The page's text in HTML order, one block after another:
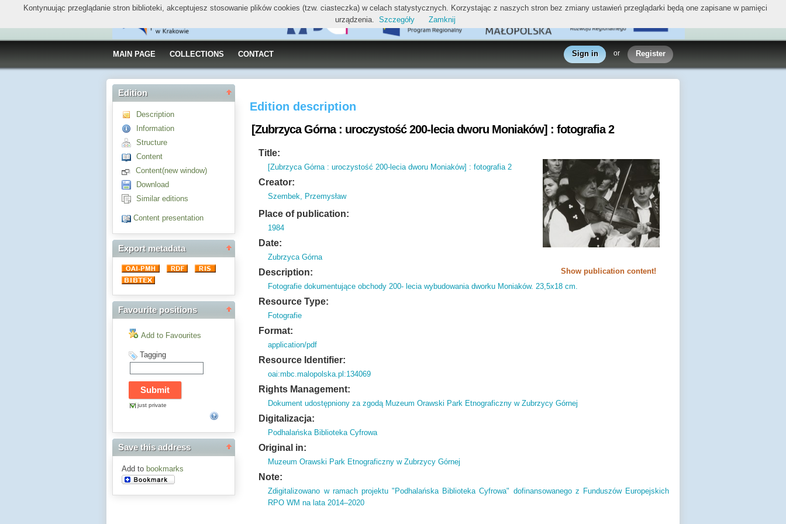
MAIN PAGE COLLECTIONS CONTACT Sign in or Register
Edition
Description
Information
Structure
Content
Content(new window)
Download
Similar editions
Content presentation
Export metadata
Favourite positions
Add to Favourites
Tagging
just private
Save this address
Add to bookmarks
Edition description
[Zubrzyca Górna : uroczystość 200-lecia dworu Moniaków] : fotografia 2
Show publication content!
Title:
[Zubrzyca Górna : uroczystość 200-lecia dworu Moniaków] : fotografia 2
Creator:
Szembek, Przemysław
Place of publication:
1984
Date:
Zubrzyca Górna
Description:
Fotografie dokumentujące obchody 200- lecia wybudowania dworku Moniaków. 23,5x18 cm.
Resource Type:
Fotografie
Format:
application/pdf
Resource Identifier:
oai:mbc.malopolska.pl:134069
Rights Management:
Dokument udostępniony za zgodą Muzeum Orawski Park Etnograficzny w Zubrzycy Górnej
Digitalizacja:
Podhalańska Biblioteka Cyfrowa
Original in:
Muzeum Orawski Park Etnograficzny w Zubrzycy Górnej
Note:
Zdigitalizowano w ramach projektu "Podhalańska Biblioteka Cyfrowa" dofinansowanego z Funduszów Europejskich
RPO WM na lata 2014–2020
Kontynuując przeglądanie stron biblioteki, akceptujesz stosowanie plików cookies (tzw. ciasteczka) w celach statystycznych. Korzystając z naszych stron bez zmiany ustawień przeglądarki będą one zapisane w pamięci
urządzenia. Szczegóły Zamknij